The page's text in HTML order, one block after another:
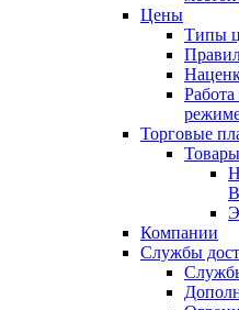
Цены
Типы
Торговые
Компании
Службы